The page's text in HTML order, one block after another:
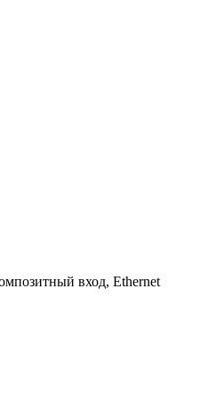
вход, Ethernet